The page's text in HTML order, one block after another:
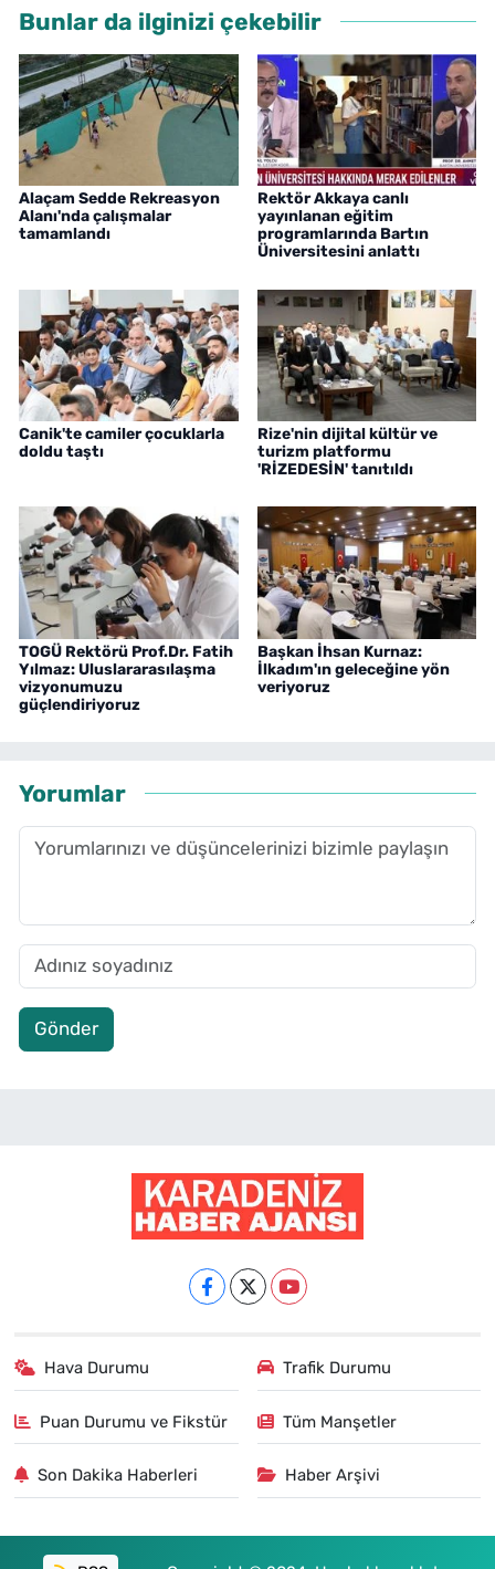
Bunlar da ilginizi çekebilir
Alaçam Sedde Rekreasyon
Alanı'nda çalışmalar
tamamlandı
Rektör Akkaya canlı
yayınlanan eğitim
programlarında Bartın
Üniversitesini anlattı
Canik'te camiler çocuklarla
doldu taştı
Rize'nin dijital kültür ve
turizm platformu
'RİZEDESİN' tanıtıldı
TOGÜ Rektörü Prof.Dr. Fatih
Yılmaz: Uluslararasılaşma
vizyonumuzu
güçlendiriyoruz
Başkan İhsan Kurnaz:
İlkadım'ın geleceğine yön
veriyoruz
Yorumlar
Gönder
Hava Durumu Trafik Durumu
Puan Durumu ve Fikstür Tüm Manşetler
Son Dakika Haberleri Haber Arşivi